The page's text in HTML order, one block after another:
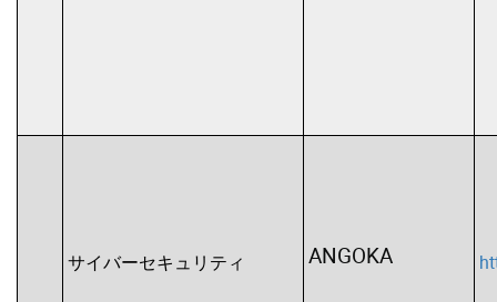
サイバーセキュリティ ANGOKA